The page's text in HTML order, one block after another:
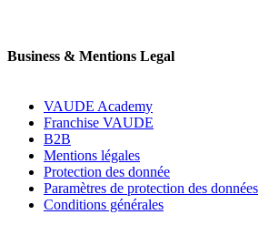
Business & Mentions Legal
VAUDE Academy
Franchise VAUDE
B2B
Mentions légales
Protection des donnée
Paramètres de protection des données
Conditions générales